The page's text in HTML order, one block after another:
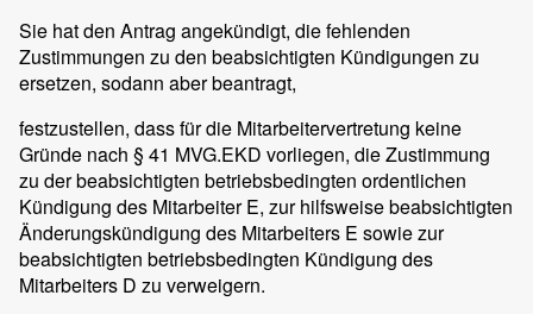
Sie hat den Antrag angekündigt, die fehlenden
Zustimmungen zu den beabsichtigten Kündigungen zu
ersetzen, sodann aber beantragt,
festzustellen, dass für die Mitarbeitervertretung keine
Gründe nach § 41 MVG.EKD vorliegen, die Zustimmung
zu der beabsichtigten betriebsbedingten ordentlichen
Kündigung des Mitarbeiter E, zur hilfsweise beabsichtigten
Änderungskündigung des Mitarbeiters E sowie zur
beabsichtigten betriebsbedingten Kündigung des
Mitarbeiters D zu verweigern.